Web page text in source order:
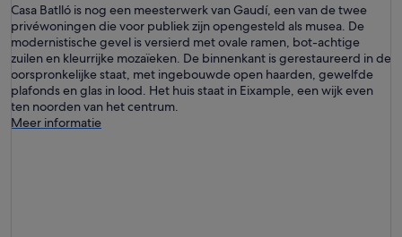
Casa Batlló is nog een meesterwerk van Gaudí, een van de twee
privéwoningen die voor publiek zijn opengesteld als musea. De
modernistische gevel is versierd met ovale ramen, bot-achtige
zuilen en kleurrijke mozaïeken. De binnenkant is gerestaureerd in de
oorspronkelijke staat, met ingebouwde open haarden, gewelfde
plafonds en glas in lood. Het huis staat in Eixample, een wijk even
ten noorden van het centrum.
Meer informatie